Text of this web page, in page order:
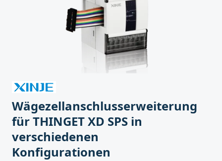
Wägezellanschlusserweiterung
für THINGET XD SPS in
verschiedenen
Konfigurationen